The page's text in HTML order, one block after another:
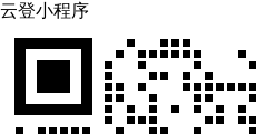
云登小程序